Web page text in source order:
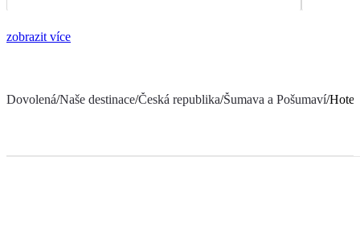
zobrazit více
Dovolená/Naše destinace/Česká republika/Šumava a Pošumaví/Hotel